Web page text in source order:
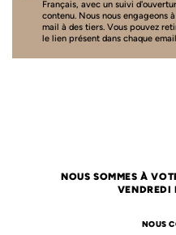
Français, avec un suivi
contenu. Nous nous engageons
mail à des tiers. Vous pouvez
le lien présent dans chaque
NOUS SOMMES À
VENDREDI
NOUS